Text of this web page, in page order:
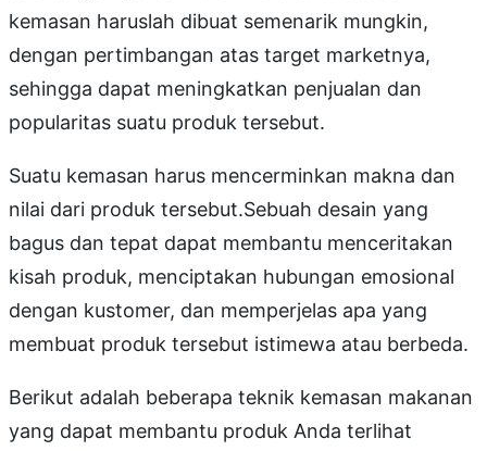
kemasan haruslah dibuat semenarik mungkin,
dengan pertimbangan atas target marketnya,
sehingga dapat meningkatkan penjualan dan
popularitas suatu produk tersebut.
Suatu kemasan harus mencerminkan makna dan
nilai dari produk tersebut.Sebuah desain yang
bagus dan tepat dapat membantu menceritakan
kisah produk, menciptakan hubungan emosional
dengan kustomer, dan memperjelas apa yang
membuat produk tersebut istimewa atau berbeda.
Berikut adalah beberapa teknik kemasan makanan
yang dapat membantu produk Anda terlihat